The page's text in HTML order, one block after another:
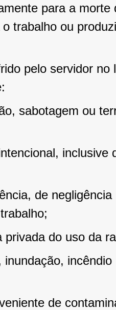
para a
trabalho ou
pelo servidor
sabotagem ou
inclusive
de
privada do uso da
inundação,
de